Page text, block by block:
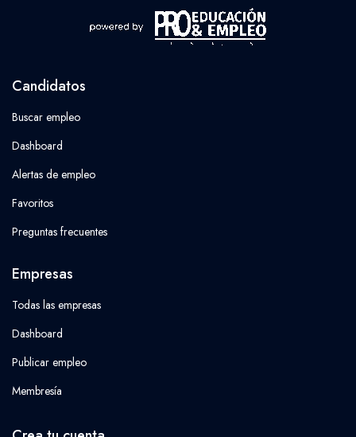
Candidatos
Buscar empleo
Dashboard
Alertas de empleo
Favoritos
Preguntas frecuentes
Empresas
Todas las empresas
Dashboard
Publicar empleo
Membresía